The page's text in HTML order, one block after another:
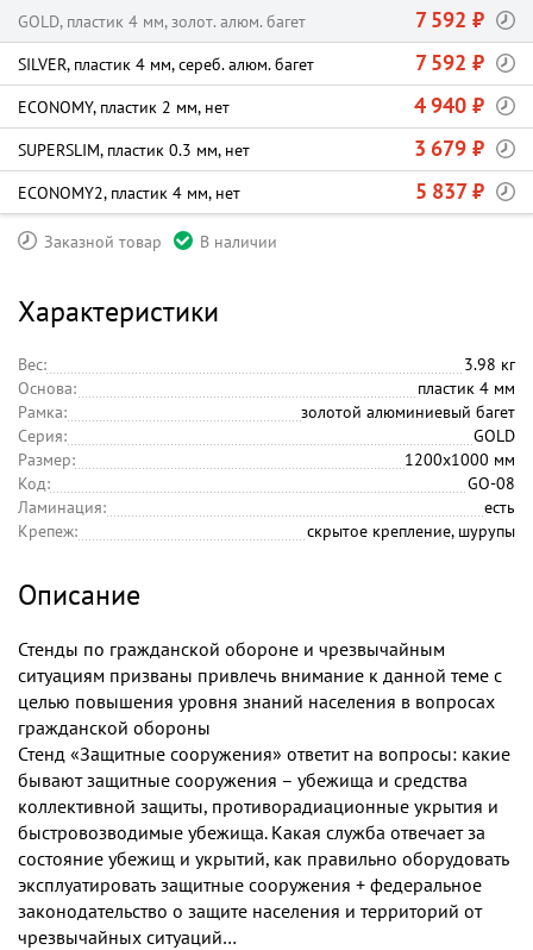
GOLD, пластик 4 мм, золот. алюм. багет 7 592 ₽
SILVER, пластик 4 мм, сереб. алюм. багет 7 592 ₽
ECONOMY, пластик 2 мм, нет 4 940 ₽
SUPERSLIM, пластик 0.3 мм, нет 3 679 ₽
ECONOMY2, пластик 4 мм, нет 5 837 ₽
Заказной товар В наличии
Характеристики
Вес:
3.98 кг
Основа:
пластик 4 мм
Рамка:
золотой алюминиевый багет
Серия:
GOLD
Размер:
1200х1000 мм
Код:
GO-08
Ламинация:
есть
Крепеж:
скрытое крепление, шурупы
Описание
Стенды по гражданской обороне и чрезвычайным
ситуациям призваны привлечь внимание к данной теме с
целью повышения уровня знаний населения в вопросах
гражданской обороны
Стенд «Защитные сооружения» ответит на вопросы: какие
бывают защитные сооружения – убежища и средства
коллективной защиты, противорадиационные укрытия и
быстровозводимые убежища. Какая служба отвечает за
состояние убежищ и укрытий, как правильно оборудовать
эксплуатировать защитные сооружения + федеральное
законодательство о защите населения и территорий от
чрезвычайных ситуаций…